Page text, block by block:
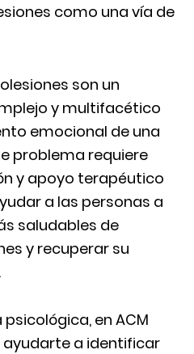
como una vía de
son un
y multifacético
emocional de una
problema requiere
y apoyo terapéutico
a las personas a
saludables de
y recuperar su
en ACM
a identificar